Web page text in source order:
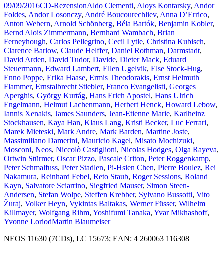
09/09/2016CD-RezensionAldo Clementi, Aloys Kontarsky, Andor
Foldes, Andor Losonczy, André Boucourechliev, Anna D’Errico,
Anton Webern, Arnold Schönberg, Béla Bartók, Benjamin Kobler,
Bernd Alois Zimmermann, Bernhard Wambach, Brian
Ferneyhough, Carlos Pellegrino, Cecil Lytle, Christina Kubisch,
Clarence Barlow, Claude Helffer, Daniel Rothman, Darmstadt,
David Arden, David Tudor, Davide, Dieter Mack, Eduard
Steuermann, Edward Lambert, Ellen Ugelvik, Else Stock-Hug,
Enno Poppe, Erika Haase, Ermis Theodorakis, Ernst Helmuth
Flammer, Ernstalbrecht Stiebler, Franco Evangelisti, Georges
Aperghis, György Kurtág, Hans Erich Apostel, Hans Ulrich
Engelmann, Helmut Lachenmann, Herbert Henck, Howard Lebow,
Iannis Xenakis, James Saunders, Jean-Etienne Marie, Karlheinz
Stockhausen, Kaya Han, Klaus Lang, Kristi Becker, Luc Ferrari,
Marek Mieteski, Mark Andre, Mark Barden, Martine Joste,
Massimiliano Damerini, Mauricio Kagel, Misato Mochizuki,
Mosconi, Neos, Niccolò Castiglioni, Nicolas Hodges, Olga Rayeva,
Ortwin Stürmer, Oscar Pizzo, Pascale Criton, Peter Roggenkamp,
Peter Schmalfuss, Peter Stadlen, Pi-Hsien Chen, Pierre Boulez, Rei
Nakamura, Reinhard Febel, Reto Staub, Roger Sessions, Roland
Kayn, Salvatore Sciarrino, Siegfried Mauser, Simon Steen-
Andersen, Stefan Wolpe, Steffen Krebber, Sylvano Bussotti, Vito
Žuraj, Volker Heyn, Vykintas Baltakas, Werner Füsser, Wilhelm
Killmayer, Wolfgang Rihm, Yoshifumi Tanaka, Yvar Mikhashoff,
Yvonne LoriodMartin Blaumeiser
NEOS 11630 (7CDs), LC 15673; EAN: 4 260063 116308